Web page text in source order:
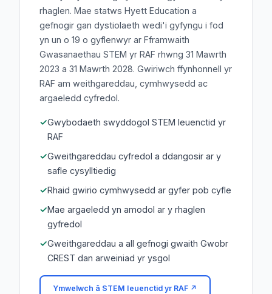
rhaglen. Mae statws Hyett Education a
gefnogir gan dystiolaeth wedi'i gyfyngu i fod
yn un o 19 o gyflenwyr ar Fframwaith
Gwasanaethau STEM yr RAF rhwng 31 Mawrth
2023 a 31 Mawrth 2028. Gwiriwch ffynhonnell yr
RAF am weithgareddau, cymhwysedd ac
argaeledd cyfredol.
Gwybodaeth swyddogol STEM Ieuenctid yr
RAF
Gweithgareddau cyfredol a ddangosir ar y
safle cysylltiedig
Rhaid gwirio cymhwysedd ar gyfer pob cyfle
Mae argaeledd yn amodol ar y rhaglen
gyfredol
Gweithgareddau a all gefnogi gwaith Gwobr
CREST dan arweiniad yr ysgol
Ymwelwch â STEM Ieuenctid yr RAF ↗